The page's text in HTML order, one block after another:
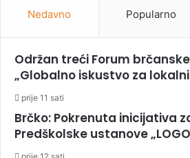
Nedavno Popularno
Održan treći Forum
„Globalno iskustvo za
prije 11 sati
Brčko: Pokrenuta inicijativa
Predškolske ustanove